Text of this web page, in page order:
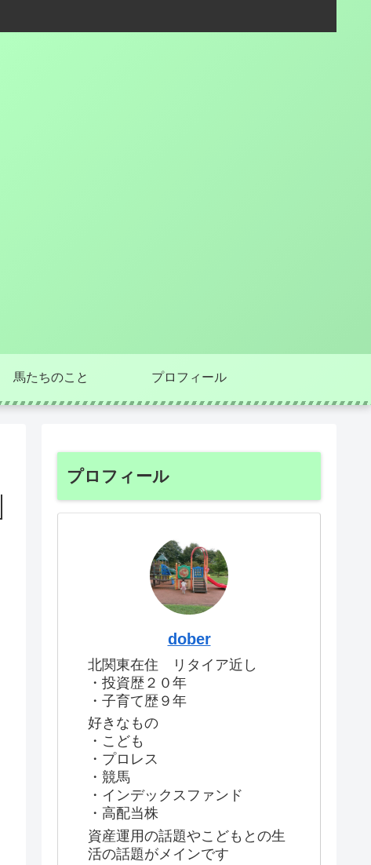
馬たちのこと プロフィール
プロフィール
dober
北関東在住 リタイア近し
・投資歴２０年
・子育て歴９年
好きなもの
・こども
・プロレス
・競馬
・インデックスファンド
・高配当株
資産運用の話題やこどもとの生
活の話題がメインです